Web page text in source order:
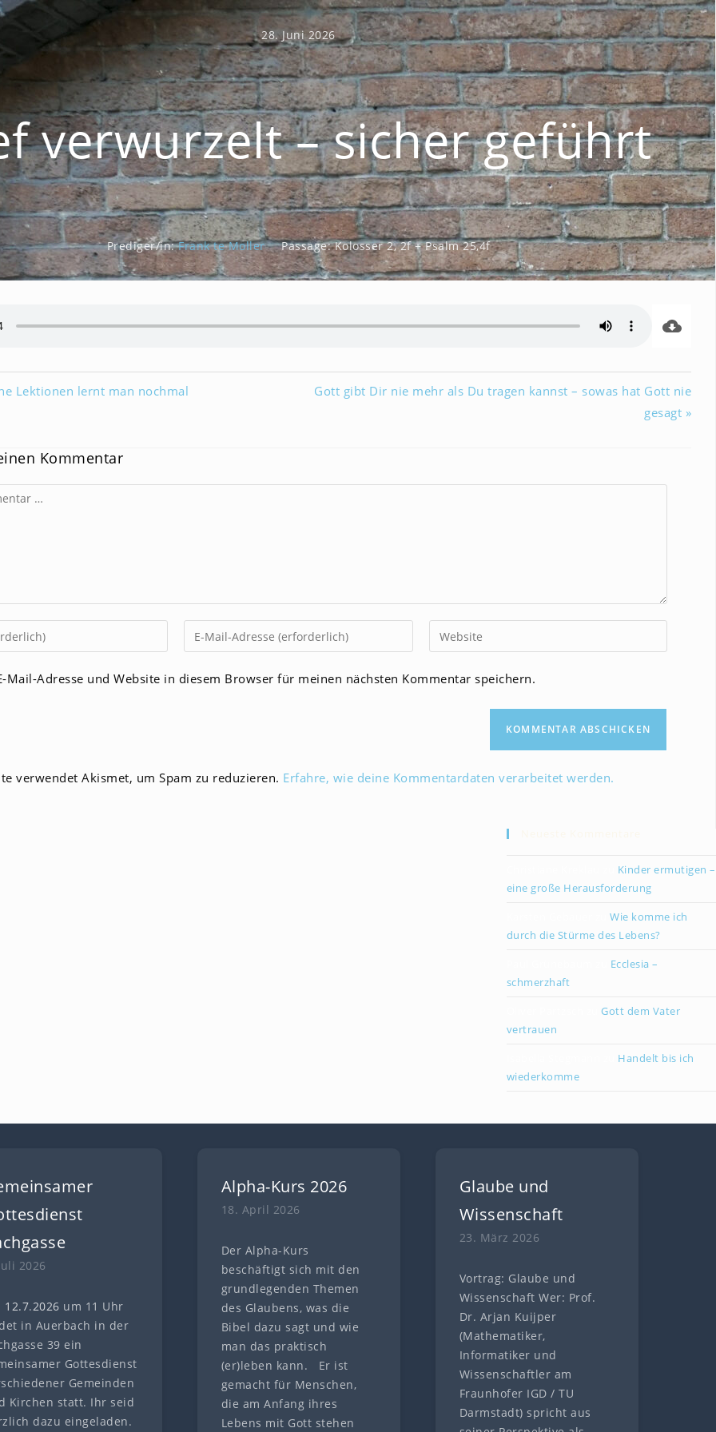
28. Juni 2026
verwurzelt – sicher geführt
Prediger/in: Frank te Moller Passage: Kolosser 2, 2f + Psalm 25,4f
Lektionen lernt man nochmal
Gott gibt Dir nie mehr als Du tragen kannst – sowas hat Gott nie
gesagt »
Kommentar
Gib
deine
Gib
deine
Mail-Adresse und Website in diesem Browser für meinen nächsten Kommentar speichern.
verwendet Akismet, um Spam zu reduzieren. Erfahre, wie deine Kommentardaten verarbeitet werden.
Kinder ermutigen –
eine große Herausforderung
zuWie komme ich
durch die Stürme des Lebens?
Ecclesia –
schmerzhaft
zuGott dem Vater
vertrauen
Handelt bis ich
wiederkomme
2026
12.7.2026 um 11 Uhr
in Auerbach in der
39 ein
Gottesdienst
Gemeinden
Kirchen statt. Ihr seid
dazu eingeladen.
Alpha-Kurs 2026
18. April 2026
Der Alpha-Kurs
beschäftigt sich mit den
grundlegenden Themen
des Glaubens, was die
Bibel dazu sagt und wie
man das praktisch
(er)leben kann. Er ist
gemacht für Menschen,
die am Anfang ihres
Lebens mit Gott stehen
Glaube und
Wissenschaft
23. März 2026
Vortrag: Glaube und
Wissenschaft Wer: Prof.
Dr. Arjan Kuijper
(Mathematiker,
Informatiker und
Wissenschaftler am
Fraunhofer IGD / TU
Darmstadt) spricht aus